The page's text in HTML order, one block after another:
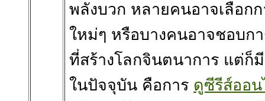
พลังบวก หลายคนอาจเลือก
ใหม่ๆ หรือบางคนอาจชอบก
ที่สร้างโลกจินตนาการ แต่ก็
ในปัจจุบัน คือการ ดูซีรีส์ออ